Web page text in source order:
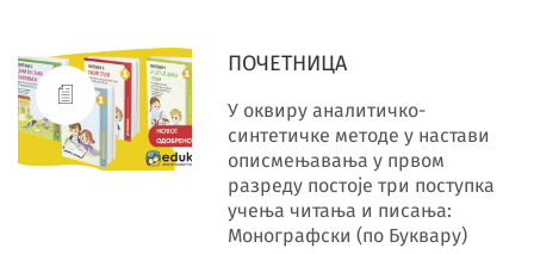
ПОЧЕТНИЦА
У оквиру аналитичко-
синтетичке методе у настави
описмењавања у првом
разреду постоје три поступка
учења читања и писања:
Монографски (по Буквару)